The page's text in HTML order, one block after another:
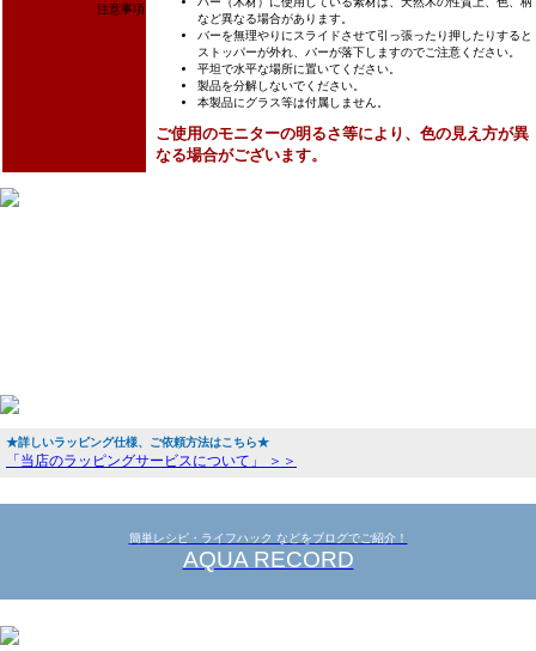
注意事項
など異なる場合があります。
バーを無理やりにスライドさせて引っ張ったり押したりすると
ストッパーが外れ、バーが落下しますのでご注意ください。
平坦で水平な場所に置いてください。
製品を分解しないでください。
本製品にグラス等は付属しません。
ご使用のモニターの明るさ等により、色の見え方が異
なる場合がございます。
★詳しいラッピング仕様、ご依頼方法はこちら★
「当店のラッピングサービスについて」 ＞＞
簡単レシピ・ライフハック などをブログでご紹介！
AQUA RECORD